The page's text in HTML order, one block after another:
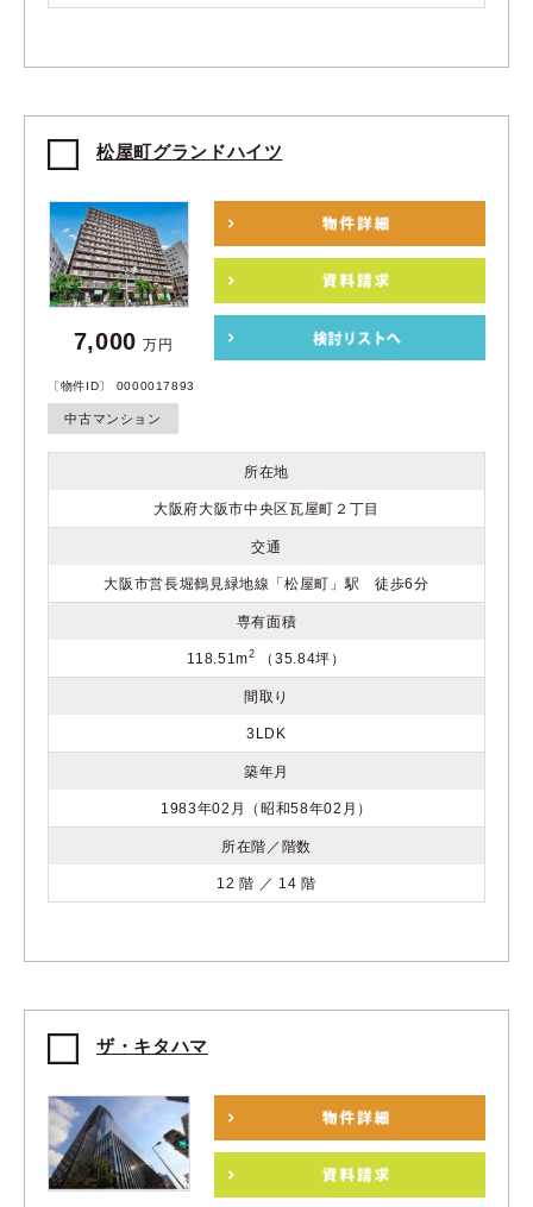
松屋町グランドハイツ
〔物件ID〕 0000017893
中古マンション
7,000 万円
所在地
大阪府大阪市中央区瓦屋町２丁目
交通
大阪市営長堀鶴見緑地線「松屋町」駅 徒歩6分
専有面積
118.51m2 （35.84坪）
間取り
3LDK
築年月
1983年02月（昭和58年02月）
所在階／階数
12 階 ／ 14 階
ザ・キタハマ